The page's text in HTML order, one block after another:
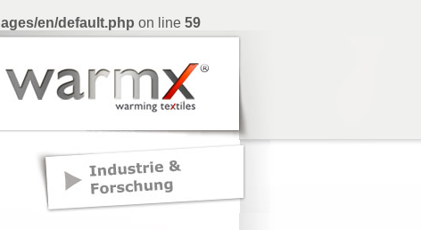
en/default.php on line 59